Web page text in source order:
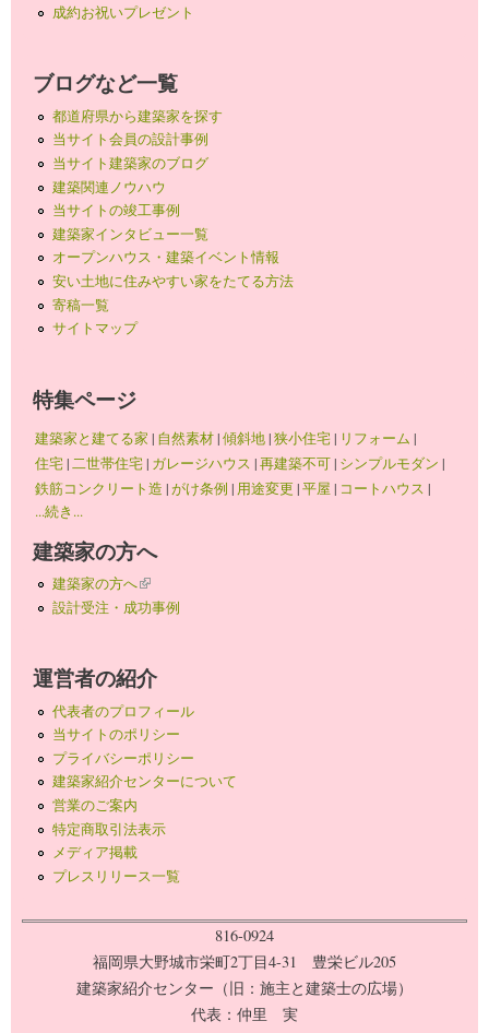
成約お祝いプレゼント
ブログなど一覧
都道府県から建築家を探す
当サイト会員の設計事例
当サイト建築家のブログ
建築関連ノウハウ
当サイトの竣工事例
建築家インタビュー一覧
オープンハウス・建築イベント情報
安い土地に住みやすい家をたてる方法
寄稿一覧
サイトマップ
特集ページ
建築家と建てる家 | 自然素材|傾斜地|狭小住宅| リフォーム |
住宅| 二世帯住宅| ガレージハウス |再建築不可| シンプルモダン |
鉄筋コンクリート造 |がけ条例 | 用途変更 |平屋 | コートハウス |
...続き...
建築家の方へ
建築家の方へ(link is external)
設計受注・成功事例
運営者の紹介
代表者のプロフィール
当サイトのポリシー
プライバシーポリシー
建築家紹介センターについて
営業のご案内
特定商取引法表示
メディア掲載
プレスリリース一覧
816-0924
福岡県大野城市栄町2丁目4-31 豊栄ビル205
建築家紹介センター（旧：施主と建築士の広場）
代表：仲里 実